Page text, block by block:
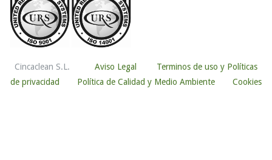
Cincaclean S.L. Aviso Legal
Terminos de uso y Políticas
de privacidad
Política de Calidad y Medio Ambiente Cookies